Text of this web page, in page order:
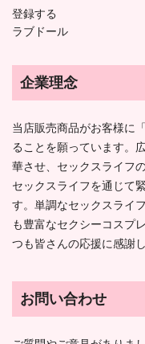
登録する
ラブドール
企業理念
当店販売商品がお客様に
ることを願っています。
華させ、セックスライフ
セックスライフを通じて
す。単調なセックスライ
も豊富なセクシーコスプ
つも皆さんの応援に感謝し
お問い合わせ